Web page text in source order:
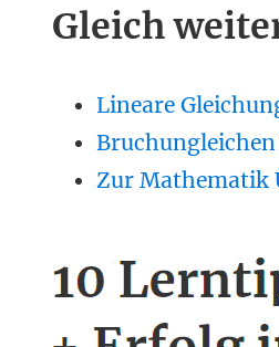
Gleich
Lineare
Bruchungleichen
Zur Mathematik